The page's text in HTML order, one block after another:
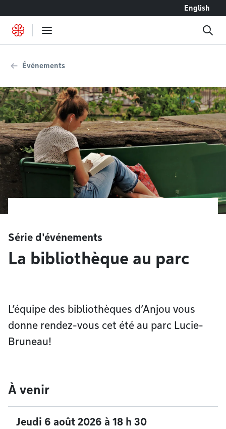
English
Événements
Série d'événements
La bibliothèque au parc
L’équipe des bibliothèques d’Anjou vous
donne rendez-vous cet été au parc Lucie-
Bruneau!
À venir
Jeudi 6 août 2026 à 18 h 30